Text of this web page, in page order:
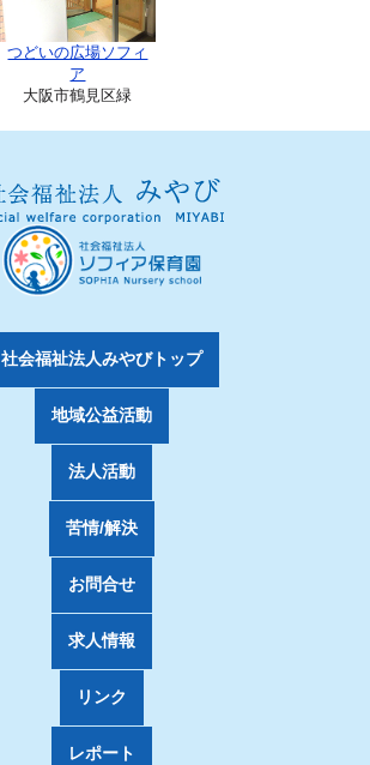
つどいの広場ソフィ
ア
大阪市鶴見区緑
社会福祉法人みやびトップ
地域公益活動
法人活動
苦情/解決
お問合せ
求人情報
リンク
レポート